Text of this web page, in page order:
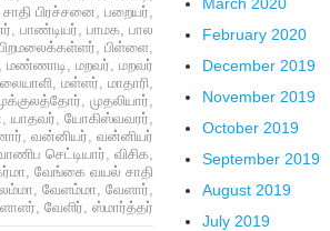
சாதி பிரச்சனை, பறையர்,
, பாண்டியர், பாமக, பால
, பிள்ளை,
, மண்ணாடி, மறவர், மறவர்
, மள்ளர், மாதாரி,
, முதலியார்,
, யாதவர், யோகிஸ்வவரர்,
, வன்னியர், வன்னியர்
செட்டியார், விசிக,
, வேங்கை வயல் சாதி
, வேளம்மா, வேளார்,
, வேளிர், ஸ்மார்த்தர்
February 2020
December 2019
November 2019
October 2019
September 2019
August 2019
July 2019